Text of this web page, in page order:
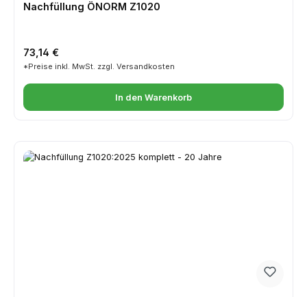
Nachfüllung ÖNORM Z1020
Regulärer Preis:
73,14 €
*Preise inkl. MwSt. zzgl. Versandkosten
In den Warenkorb